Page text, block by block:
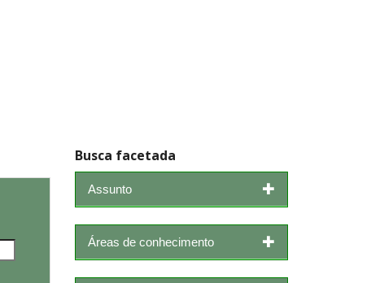
Busca facetada
Assunto
Áreas de conhecimento